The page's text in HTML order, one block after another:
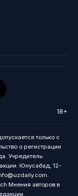
18+
только с
о регистрации
Учредитель:
Юнусабад, 12-
Мнения авторов в